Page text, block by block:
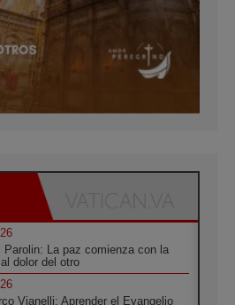
Parolin: La paz comienza con la
dolor del otro
Vianelli: Aprender el Evangelio